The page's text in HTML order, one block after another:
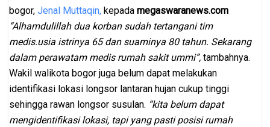
bogor, Jenal Muttaqin, kepada megaswaranews.com
“Alhamdulillah dua korban sudah tertangani tim
medis.usia istrinya 65 dan suaminya 80 tahun. Sekarang
dalam perawatam medis rumah sakit ummi”, tambahnya.
Wakil walikota bogor juga belum dapat melakukan
identifikasi lokasi longsor lantaran hujan cukup tinggi
sehingga rawan longsor susulan. “kita belum dapat
mengidentifikasi lokasi, tapi yang pasti posisi rumah